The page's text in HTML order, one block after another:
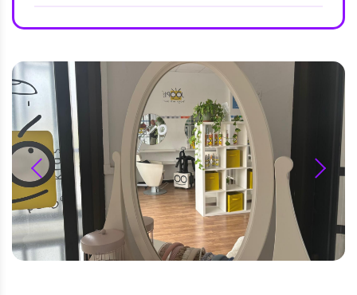
prev next